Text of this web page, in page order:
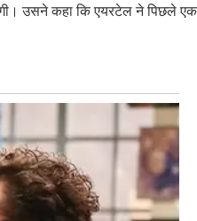
उसने कहा कि एयरटेल ने पिछले एक